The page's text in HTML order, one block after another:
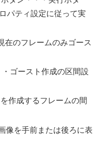
パティ設定に従って実
在のフレームのみゴース
ゴースト作成の区間設
作成するフレームの間
像を手前または後ろに表